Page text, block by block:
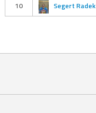
10
Segert Radek